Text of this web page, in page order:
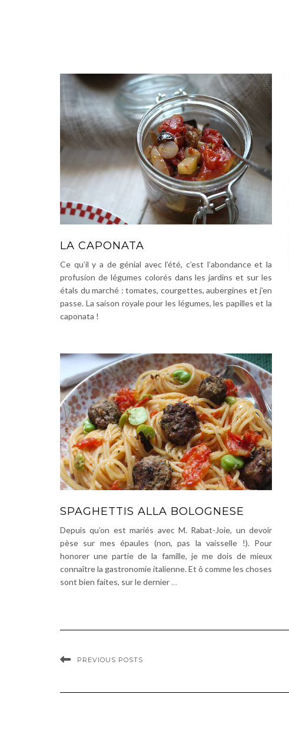
LA CAPONATA
Ce qu’il y a de génial avec l’été, c’est l’abondance et la
profusion de légumes colorés dans les jardins et sur les
étals du marché : tomates, courgettes, aubergines et j’en
passe. La saison royale pour les légumes, les papilles et la
caponata !
SPAGHETTIS ALLA BOLOGNESE
Depuis qu’on est mariés avec M. Rabat-Joie, un devoir
pèse sur mes épaules (non, pas la vaisselle !). Pour
honorer une partie de la famille, je me dois de mieux
connaître la gastronomie italienne. Et ô comme les choses
sont bien faites, sur le dernier …
PREVIOUS POSTS